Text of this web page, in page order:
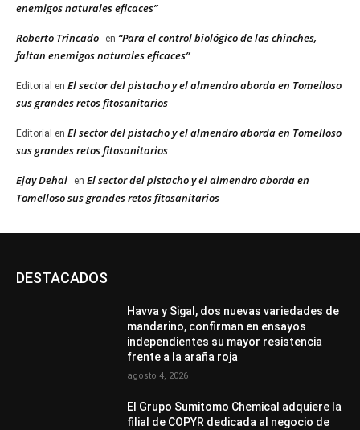
enemigos naturales eficaces”
Roberto Trincado en “Para el control biológico de las chinches,
faltan enemigos naturales eficaces”
Editorial en El sector del pistacho y el almendro aborda en Tomelloso
sus grandes retos fitosanitarios
Editorial en El sector del pistacho y el almendro aborda en Tomelloso
sus grandes retos fitosanitarios
Ejay Dehal en El sector del pistacho y el almendro aborda en
Tomelloso sus grandes retos fitosanitarios
DESTACADOS
Havva y Sigal, dos nuevas variedades de
mandarino, confirman en ensayos
independientes su mayor resistencia
frente a la araña roja
agosto 4, 2026
El Grupo Sumitomo Chemical adquiere la
filial de COPYR dedicada al negocio de